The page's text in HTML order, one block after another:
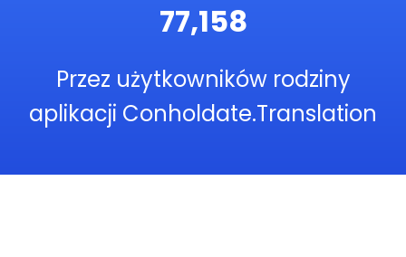
77,158
Przez użytkowników rodziny
aplikacji Conholdate.Translation